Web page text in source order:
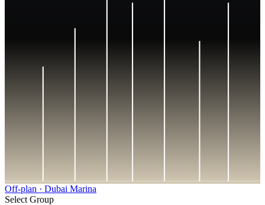
Off-plan · Dubai Marina
Select Group